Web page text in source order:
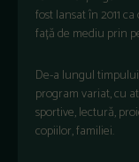
fost lansat în 2011
față de mediu prin
De-a lungul
program variat, cu
sportive, lectură,
copiilor, familiei.